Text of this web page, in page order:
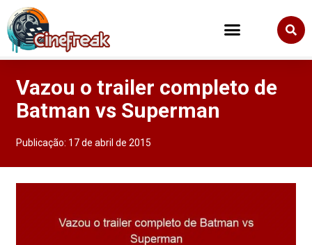
Vazou o trailer completo de
Batman vs Superman
Publicação: 17 de abril de 2015